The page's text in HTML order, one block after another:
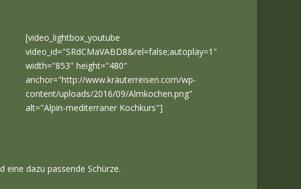
[video_lightbox_youtube
video_id="SRdCMaVABD8&rel=false;autoplay=1"
width="853" height="480"
anchor="http://www.kräuterreisen.com/wp-
content/uploads/2016/09/Almkochen.png"
alt="Alpin-mediterraner Kochkurs"]
dazu passende Schürze.